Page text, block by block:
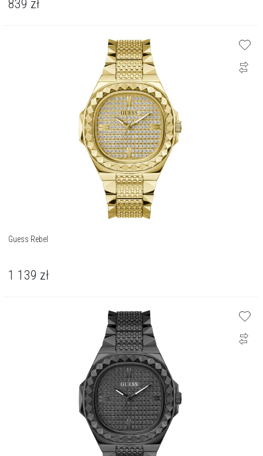
839 zł
Guess Rebel
1 139 zł